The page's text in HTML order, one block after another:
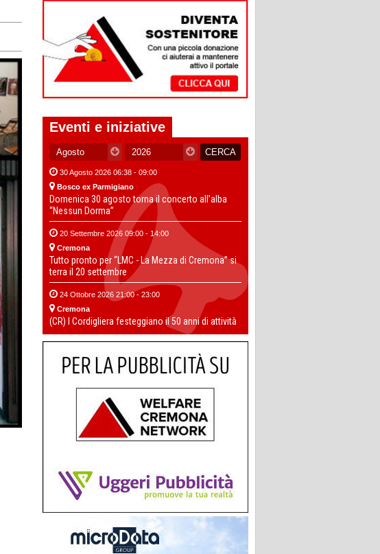
Eventi e iniziative
30 Agosto 2026 06:38 - 09:00
Bosco ex Parmigiano
Domenica 30 agosto torna il concerto all’alba
“Nessun Dorma”
20 Settembre 2026 09:00 - 14:00
Cremona
Tutto pronto per “LMC - La Mezza di Cremona” si
terra il 20 settembre
24 Ottobre 2026 21:00 - 23:00
Cremona
(CR) I Cordigliera festeggiano il 50 anni di attività